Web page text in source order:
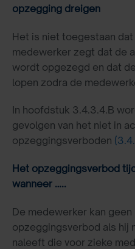
opzegging dreigen
Het is niet toegestaan
medewerker zegt dat de
wordt opgezegd en dat
lopen zodra de
In hoofdstuk 3.4.3.4.B
gevolgen van het niet in
opzeggingsverboden
Het opzeggingsverbod
wanneer …..
De medewerker kan
opzeggingsverbod als hij
naleeft die voor zieke